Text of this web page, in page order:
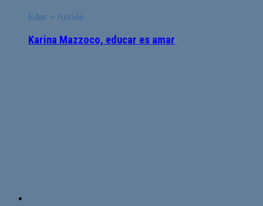
Educ + Acción
Karina Mazzoco, educar es amar